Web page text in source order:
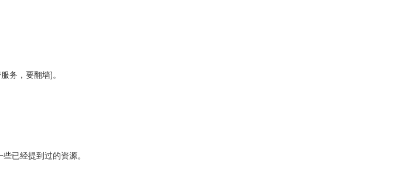
务，要翻墙)。
已经提到过的资源。